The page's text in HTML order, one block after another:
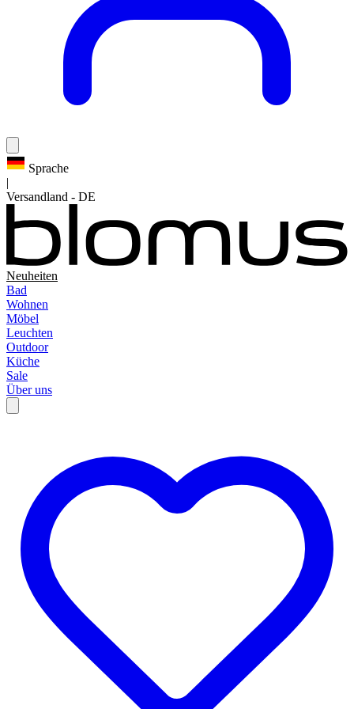
Sprache
|
Versandland - DE
Neuheiten
Bad
Wohnen
Möbel
Leuchten
Outdoor
Küche
Sale
Über uns